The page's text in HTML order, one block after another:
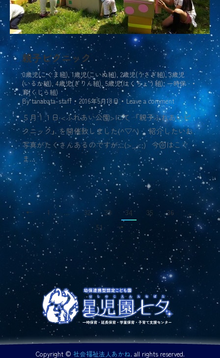
親子ピクニック
0歳児(こぐま組) ,1歳児(こいぬ組) 2歳児(うさぎ組),3歳児
(いるか組) 4歳児(きりん組) ,5歳児(はくちょう組),一時保
育(くじら組)
Bytanabata-staff 2016年5月18日 Leave a comment
５月１１日 <ふれあい公園>にて 『親子ふれあいピ
クニック』を開催致しました(^▽^) 紹介したいお
写真がたくさんあるのですが…(>_<;) 今回はこぐ
ま…
← 1 … 32 33 34 35 36
…
51
→
Copyright © 社会福祉法人あかね. all rights reserved.